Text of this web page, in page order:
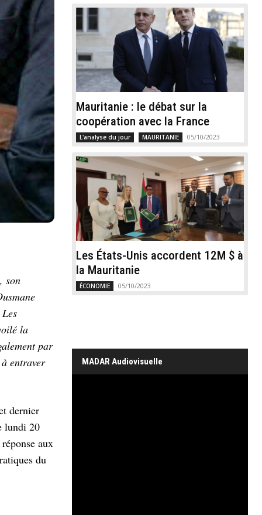
son
la
par
entraver
dernier
lundi 20
aux
du
Mauritanie : le débat sur la
coopération avec la France
L'analyse du jour MAURITANIE 05/10/2023
Les États-Unis accordent 12M $ à
la Mauritanie
ÉCONOMIE 05/10/2023
MADAR Audiovisuelle